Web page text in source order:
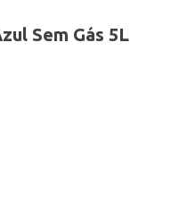
Sem Gás 5L